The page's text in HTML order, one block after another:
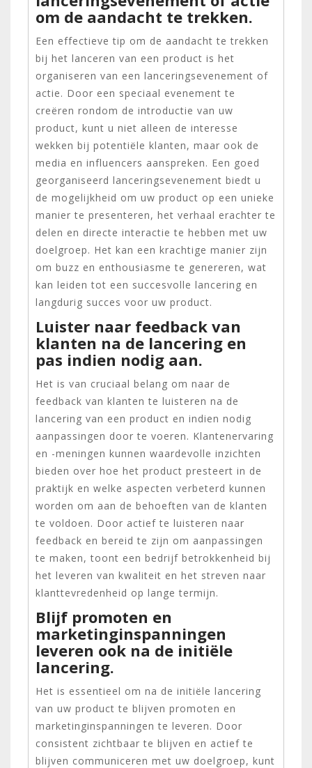
om de aandacht te trekken.
Een effectieve tip om de aandacht te trekken
bij het lanceren van een product is het
organiseren van een lanceringsevenement of
actie. Door een speciaal evenement te
creëren rondom de introductie van uw
product, kunt u niet alleen de interesse
wekken bij potentiële klanten, maar ook de
media en influencers aanspreken. Een goed
georganiseerd lanceringsevenement biedt u
de mogelijkheid om uw product op een unieke
manier te presenteren, het verhaal erachter te
delen en directe interactie te hebben met uw
doelgroep. Het kan een krachtige manier zijn
om buzz en enthousiasme te genereren, wat
kan leiden tot een succesvolle lancering en
langdurig succes voor uw product.
Luister naar feedback van
klanten na de lancering en
pas indien nodig aan.
Het is van cruciaal belang om naar de
feedback van klanten te luisteren na de
lancering van een product en indien nodig
aanpassingen door te voeren. Klantenervaring
en -meningen kunnen waardevolle inzichten
bieden over hoe het product presteert in de
praktijk en welke aspecten verbeterd kunnen
worden om aan de behoeften van de klanten
te voldoen. Door actief te luisteren naar
feedback en bereid te zijn om aanpassingen
te maken, toont een bedrijf betrokkenheid bij
het leveren van kwaliteit en het streven naar
klanttevredenheid op lange termijn.
Blijf promoten en
marketinginspanningen
leveren ook na de initiële
lancering.
Het is essentieel om na de initiële lancering
van uw product te blijven promoten en
marketinginspanningen te leveren. Door
consistent zichtbaar te blijven en actief te
blijven communiceren met uw doelgroep, kunt